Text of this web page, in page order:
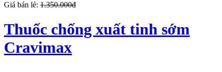
Giá bán lẻ: 1.350.000đ
Thuốc chống xuất tinh sớm
Cravimax